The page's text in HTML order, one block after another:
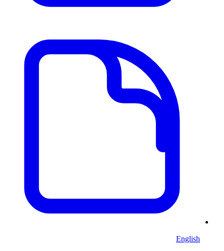
English